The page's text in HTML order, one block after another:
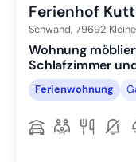
Ferienhof
Schwand, 79692
Wohnung
Schlafzimmer
Ferienwohnung